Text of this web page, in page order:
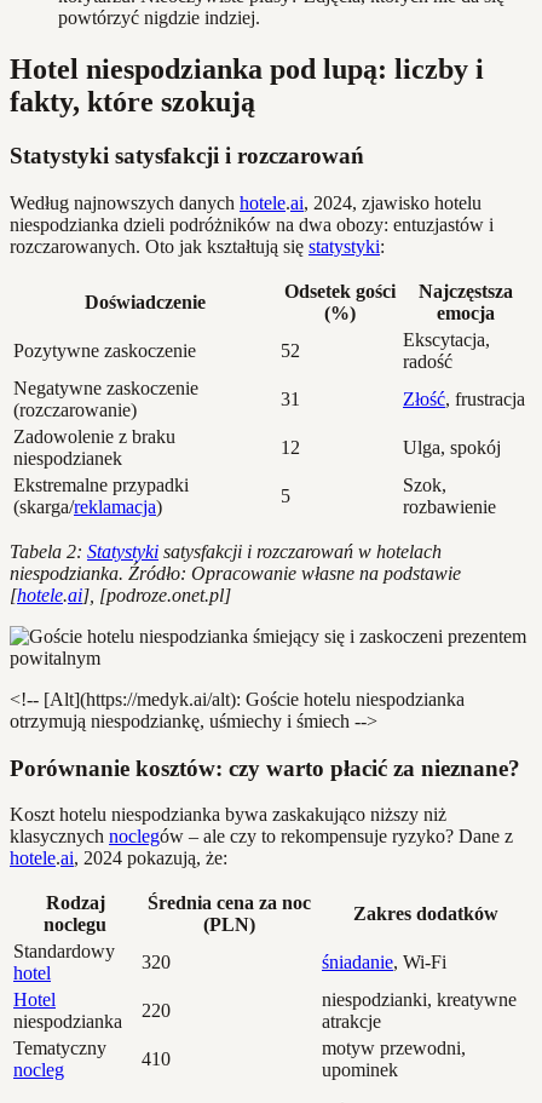
powtórzyć nigdzie indziej.
Hotel niespodzianka pod lupą: liczby i
fakty, które szokują
Statystyki satysfakcji i rozczarowań
Według najnowszych danych hotele.ai, 2024, zjawisko hotelu
niespodzianka dzieli podróżników na dwa obozy: entuzjastów i
rozczarowanych. Oto jak kształtują się statystyki:
Doświadczenie
Odsetek gości
(%)
Najczęstsza
emocja
Pozytywne zaskoczenie
52
Ekscytacja,
radość
Negatywne zaskoczenie
(rozczarowanie)
31 Złość, frustracja
Zadowolenie z braku
niespodzianek
12
Ulga, spokój
Ekstremalne przypadki
(skarga/reklamacja)
5
Szok,
rozbawienie
Tabela 2: Statystyki satysfakcji i rozczarowań w hotelach
niespodzianka. Źródło: Opracowanie własne na podstawie
[hotele.ai], [podroze.onet.pl]
<!-- [Alt](https://medyk.ai/alt): Goście hotelu niespodzianka
otrzymują niespodziankę, uśmiechy i śmiech -->
Porównanie kosztów: czy warto płacić za nieznane?
Koszt hotelu niespodzianka bywa zaskakująco niższy niż
klasycznych noclegów – ale czy to rekompensuje ryzyko? Dane z
hotele.ai, 2024 pokazują, że:
Rodzaj
noclegu
Średnia cena za noc
(PLN)
Zakres dodatków
Standardowy
hotel
320 śniadanie, Wi-Fi
Hotel
niespodzianka
220
niespodzianki, kreatywne
atrakcje
Tematyczny
nocleg
410
motyw przewodni,
upominek